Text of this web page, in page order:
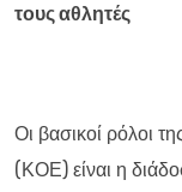
τους αθλητές
Οι βασικοί ρόλοι
(ΚΟΕ) είναι η